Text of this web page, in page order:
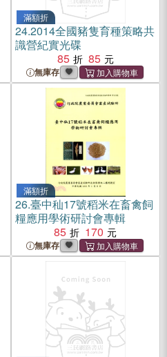
滿額折
24.2014全國豬隻育種策略共
識營紀實光碟
85
85
無庫存
滿額折
26.臺中秈17號稻米在畜禽飼
糧應用學術研討會專輯
85
170
無庫存